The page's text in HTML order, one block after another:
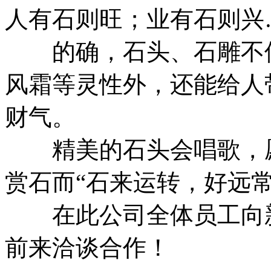
人有石则旺；业有石则
的确，石头、石雕不
风霜等灵性外，还能给
财气。
精美的石头会唱歌，
赏石而“石来运转，好远
在此公司全体员工向
前来洽谈合作！